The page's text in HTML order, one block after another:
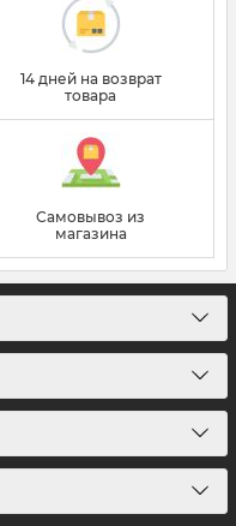
14 дней на возврат
товара
Самовывоз из
магазина